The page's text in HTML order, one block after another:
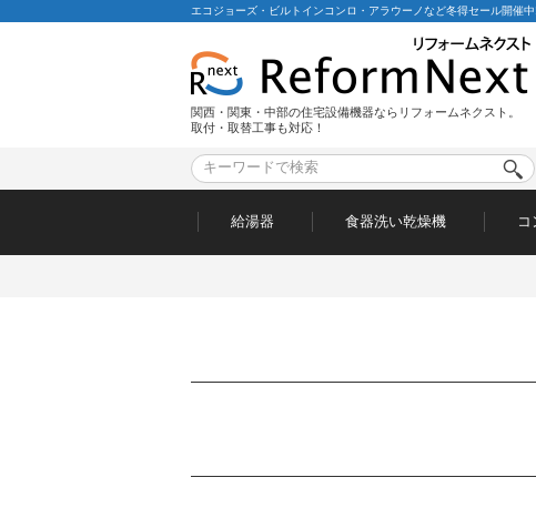
エコジョーズ・ビルトインコンロ・アラウーノなど冬得セール開催中
関西・関東・中部の住宅設備機器ならリフォームネクスト。
取付・取替工事も対応！
給湯器 食器洗い乾燥機 コ